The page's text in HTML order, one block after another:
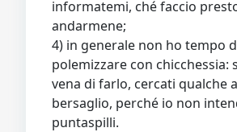
informatemi, ché faccio
andarmene;
4) in generale non ho tempo
polemizzare con chicchessia:
vena di farlo, cercati qualche
bersaglio, perché io non
puntaspilli.